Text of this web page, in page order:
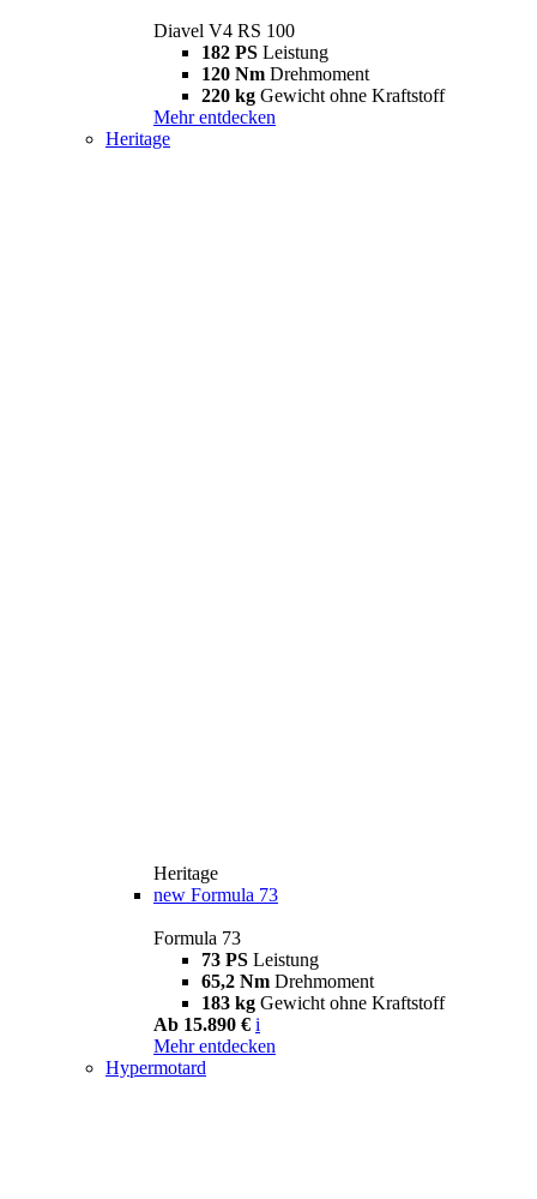
Diavel V4 RS 100
182 PS Leistung
120 Nm Drehmoment
220 kg Gewicht ohne Kraftstoff
Mehr entdecken
Heritage
Heritage
new Formula 73
Formula 73
73 PS Leistung
65,2 Nm Drehmoment
183 kg Gewicht ohne Kraftstoff
Ab 15.890 € i
Mehr entdecken
Hypermotard